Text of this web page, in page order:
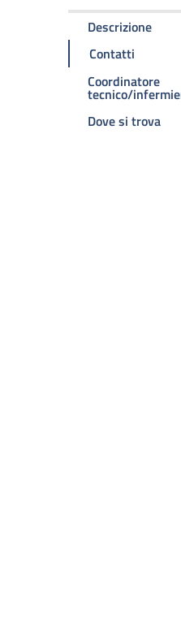
Descrizionedella
Contatti
Coordinatore
tecnico/
Dove si trova